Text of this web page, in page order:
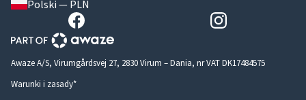
Polski — PLN
Awaze A/S, Virumgårdsvej 27, 2830 Virum – Dania, nr VAT DK17484575
Warunki i zasady*